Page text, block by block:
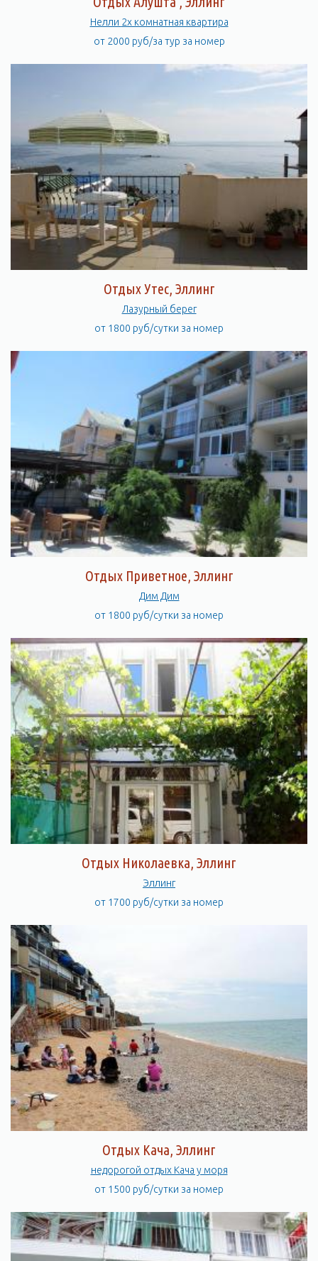
Нелли 2х комнатная квартира
от 2000 руб/за тур за номер
Отдых Утес, Эллинг
Лазурный берег
от 1800 руб/сутки за номер
Отдых Приветное, Эллинг
Дим Дим
от 1800 руб/сутки за номер
Отдых Николаевка, Эллинг
Эллинг
от 1700 руб/сутки за номер
Отдых Кача, Эллинг
недорогой отдых Кача у моря
от 1500 руб/сутки за номер